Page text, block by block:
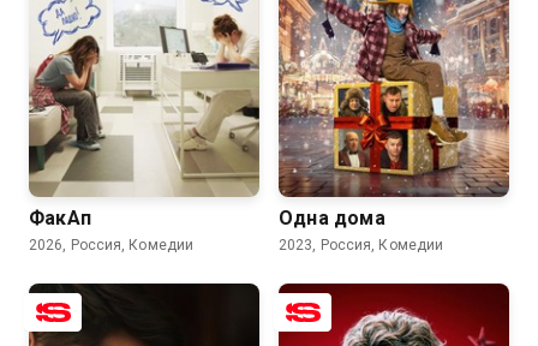
7.1
ФакАп
2026, Россия, Комедии
6.3 4.5
Одна дома
2023, Россия, Комедии